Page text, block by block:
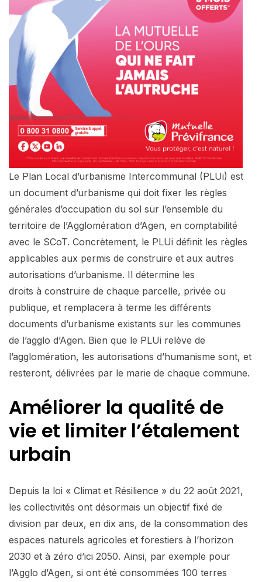
Le Plan Local d’urbanisme Intercommunal (PLUi) est
un document d’urbanisme qui doit fixer les règles
générales d’occupation du sol sur l’ensemble du
territoire de l’Agglomération d’Agen, en comptabilité
avec le SCoT. Concrètement, le PLUi définit les règles
applicables aux permis de construire et aux autres
autorisations d’urbanisme. Il détermine les
droits à construire de chaque parcelle, privée ou
publique, et remplacera à terme les différents
documents d’urbanisme existants sur les communes
de l’agglo d’Agen. Bien que le PLUi relève de
l’agglomération, les autorisations d’humanisme sont, et
resteront, délivrées par le marie de chaque commune.
Améliorer la qualité de
vie et limiter l’étalement
urbain
Depuis la loi « Climat et Résilience » du 22 août 2021,
les collectivités ont désormais un objectif fixé de
division par deux, en dix ans, de la consommation des
espaces naturels agricoles et forestiers à l’horizon
2030 et à zéro d’ici 2050. Ainsi, par exemple pour
l’Agglo d’Agen, si ont été consommées 100 terres